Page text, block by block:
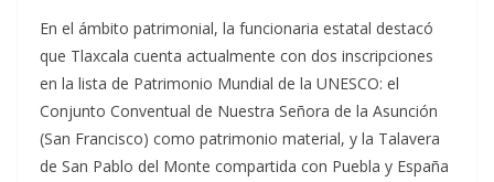
En el ámbito patrimonial, la funcionaria estatal destacó
que Tlaxcala cuenta actualmente con dos inscripciones
en la lista de Patrimonio Mundial de la UNESCO: el
Conjunto Conventual de Nuestra Señora de la Asunción
(San Francisco) como patrimonio material, y la Talavera
de San Pablo del Monte compartida con Puebla y España